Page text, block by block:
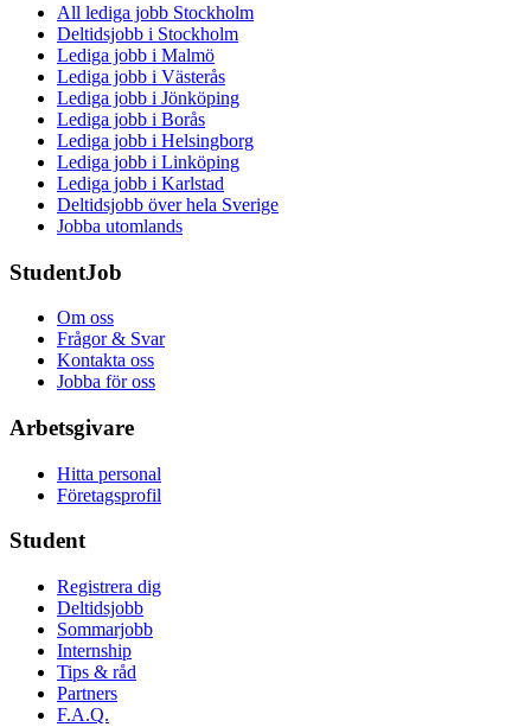
All lediga jobb Stockholm
Deltidsjobb i Stockholm
Lediga jobb i Malmö
Lediga jobb i Västerås
Lediga jobb i Jönköping
Lediga jobb i Borås
Lediga jobb i Helsingborg
Lediga jobb i Linköping
Lediga jobb i Karlstad
Deltidsjobb över hela Sverige
Jobba utomlands
StudentJob
Om oss
Frågor & Svar
Kontakta oss
Jobba för oss
Arbetsgivare
Hitta personal
Företagsprofil
Student
Registrera dig
Deltidsjobb
Sommarjobb
Internship
Tips & råd
Partners
F.A.Q.